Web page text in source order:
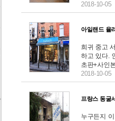
2018-10-05
아일랜드 율
희귀 중고
하고 있다.
초판+사인
2018-10-05
프랑스 동굴
누구든지